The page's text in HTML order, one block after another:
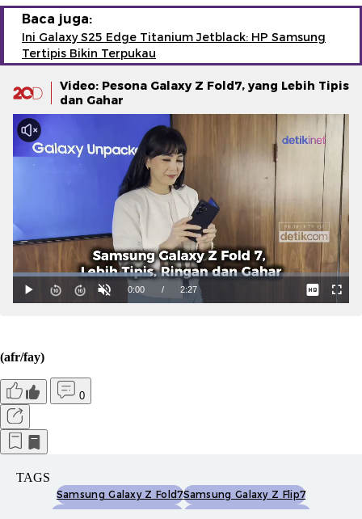
Baca juga:
Ini Galaxy S25 Edge Titanium Jetblack: HP Samsung
Tertipis Bikin Terpukau
Video: Pesona Galaxy Z Fold7, yang Lebih Tipis
dan Gahar
(afr/fay)
0
TAGS
Samsung Galaxy Z Fold7Samsung Galaxy Z Flip7
Spesifikasi Galaxy Z Fold7 Spesifikasi Galaxy Z Flip7